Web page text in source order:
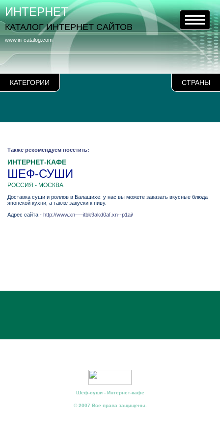
КАТЕГОРИИ СТРАНЫ
www.in-catalog.com
ИНТЕРНЕТ
КАТАЛОГ ИНТЕРНЕТ САЙТОВ
Также рекомендуем посетить:
ИНТЕРНЕТ-КАФЕ
ШЕФ-СУШИ
РОССИЯ - МОСКВА
Доставка суши и роллов в Балашихе: у нас вы можете заказать вкусные блюда
японской кухни, а также закуски к пиву.
Адрес сайта - http://www.xn----itbk9akd0af.xn--p1ai/
Шеф-суши - Интернет-кафе
© 2007 Все права защищены.